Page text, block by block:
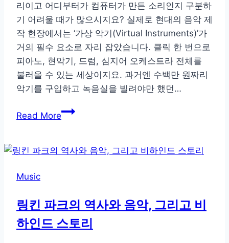
리이고 어디부터가 컴퓨터가 만든 소리인지 구분하
기 어려울 때가 많으시지요? 실제로 현대의 음악 제
작 현장에서는 ‘가상 악기(Virtual Instruments)’가
거의 필수 요소로 자리 잡았습니다. 클릭 한 번으로
피아노, 현악기, 드럼, 심지어 오케스트라 전체를
불러올 수 있는 세상이지요. 과거엔 수백만 원짜리
악기를 구입하고 녹음실을 빌려야만 했던…
Read More버
악
상,
인
Music
링킨 파크의 역사와 음악, 그리고 비
하인드 스토리